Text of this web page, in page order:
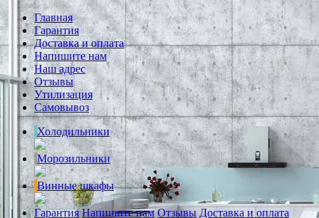
Главная
Гарантия
Доставка и оплата
Напишите нам
Наш адрес
Отзывы
Утилизация
Самовывоз
Холодильники
Морозильники
Винные шкафы
Гарантия Напишите нам Отзывы Доставка и оплата